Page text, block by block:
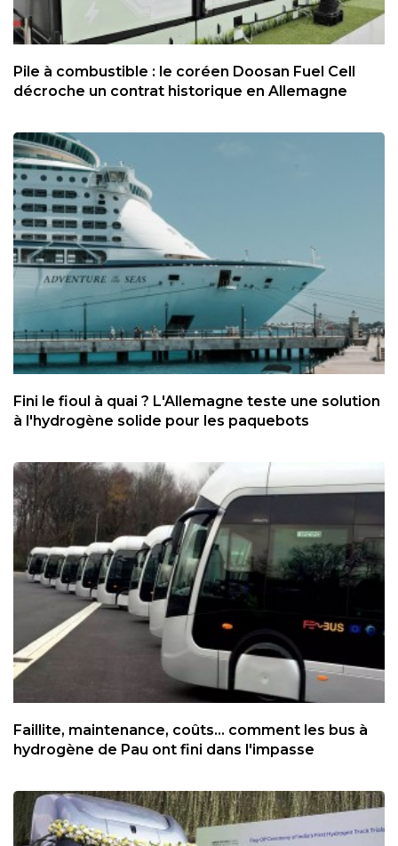
Pile à combustible : le coréen Doosan Fuel Cell
décroche un contrat historique en Allemagne
Fini le fioul à quai ? L'Allemagne teste une solution
à l'hydrogène solide pour les paquebots
Faillite, maintenance, coûts... comment les bus à
hydrogène de Pau ont fini dans l'impasse